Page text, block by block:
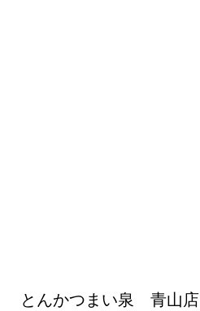
とんかつまい泉 青山店